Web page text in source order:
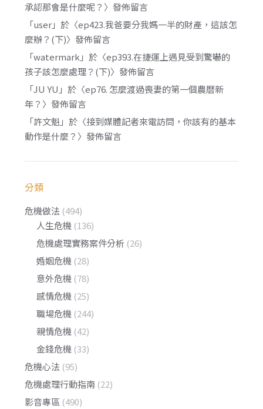
承認那會是什麼呢？ 〉發佈留言
「user」於〈ep423.我爸要分我媽一半的財產，這該怎
麼辦？(下)〉發佈留言
「watermark」於〈ep393.在捷運上遇見受到驚嚇的
孩子該怎麼處理？(下)〉發佈留言
「JU YU 」於〈ep76. 怎麼渡過喪妻的第一個農曆新
年？ 〉發佈留言
「許文魁」於〈接到媒體記者來電訪問，你該有的基本
動作是什麼？ 〉發佈留言
分類
危機做法 (494)
人生危機 (136)
危機處理實務案件分析 (26)
婚姻危機 (28)
意外危機 (78)
感情危機 (25)
職場危機 (244)
親情危機 (42)
金錢危機 (33)
危機心法 (95)
危機處理行動指南 (22)
影音專區 (490)